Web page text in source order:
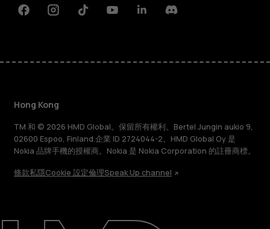
關於
FacebookInstagramTiktokYoutubeLinkedinDiscord
Hong Kong
TM 和 © 2026 HMD Global。保留所有權利。Bertel Jungin aukio 9,
02600 Espoo, Finland.企業 ID 2724044-2。HMD Global Oy 是
Nokia 品牌手機的授權商。Nokia 是 Nokia Corporation 的註冊商標。
條款私隱Cookie 設定倫理Speak Up channel